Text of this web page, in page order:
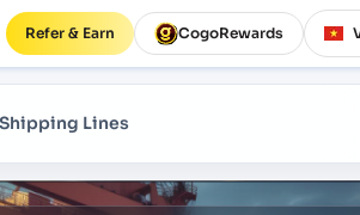
Refer & Earn CogoRewards
Shipping Lines